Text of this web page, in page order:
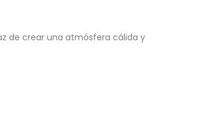
de crear una atmósfera cálida y